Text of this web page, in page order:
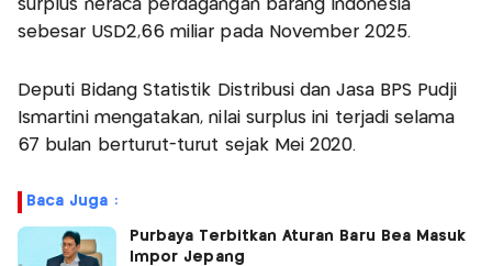
surplus neraca perdagangan barang Indonesia
sebesar USD2,66 miliar pada November 2025.
Deputi Bidang Statistik Distribusi dan Jasa BPS Pudji
Ismartini mengatakan, nilai surplus ini terjadi selama
67 bulan berturut-turut sejak Mei 2020.
Baca Juga :
Purbaya Terbitkan Aturan Baru Bea Masuk
Impor Jepang